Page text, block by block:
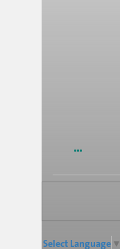
Select Language▼